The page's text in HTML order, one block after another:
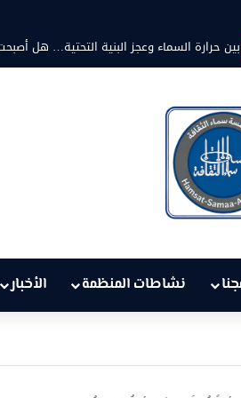
برنامج” قلوب شاعرة” بين الشاعر محمد ثابت
نشاطات المنظمة الأخبار